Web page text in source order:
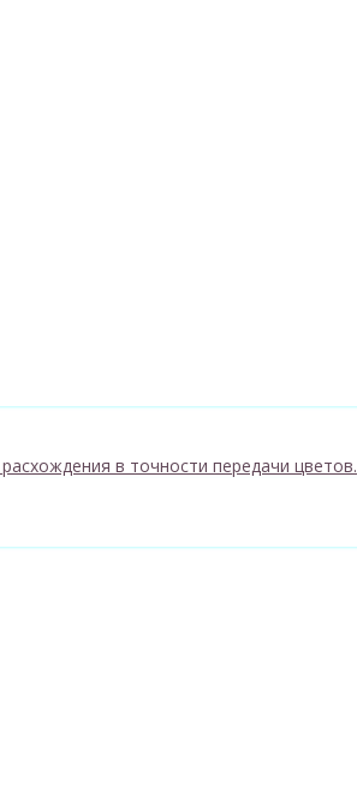
в точности передачи цветов.